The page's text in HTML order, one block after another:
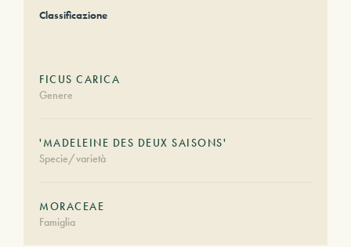
Classificazione
FICUS CARICA
Genere
'MADELEINE DES DEUX SAISONS'
Specie/varietà
MORACEAE
Famiglia